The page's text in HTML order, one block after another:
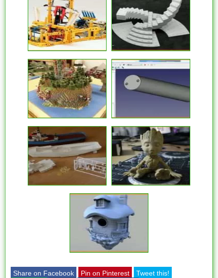
Share on Facebook Pin on Pinterest
Tweet this!